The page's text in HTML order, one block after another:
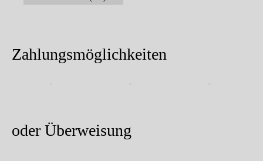
Zahlungsmöglichkeiten
oder Überweisung